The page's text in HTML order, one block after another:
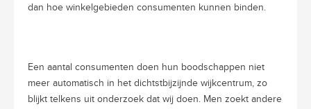
dan hoe winkelgebieden consumenten kunnen binden.
Een aantal consumenten doen hun boodschappen niet
meer automatisch in het dichtstbijzijnde wijkcentrum, zo
blijkt telkens uit onderzoek dat wij doen. Men zoekt andere